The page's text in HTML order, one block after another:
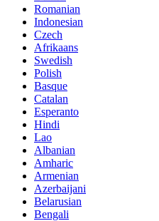
Romanian
Indonesian
Czech
Afrikaans
Swedish
Polish
Basque
Catalan
Esperanto
Hindi
Lao
Albanian
Amharic
Armenian
Azerbaijani
Belarusian
Bengali